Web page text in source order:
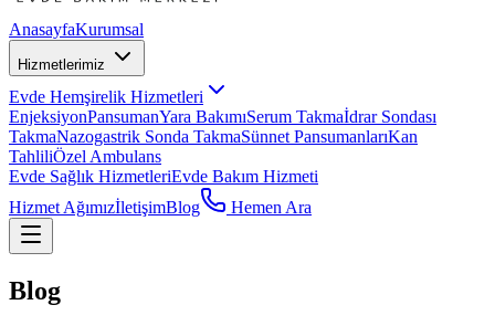
AnasayfaKurumsal
Hizmetlerimiz
Evde Hemşirelik Hizmetleri
EnjeksiyonPansumanYara BakımıSerum Takmaİdrar Sondası
TakmaNazogastrik Sonda TakmaSünnet PansumanlarıKan
TahliliÖzel Ambulans
Evde Sağlık HizmetleriEvde Bakım Hizmeti
Hizmet AğımızİletişimBlog Hemen Ara
Blog